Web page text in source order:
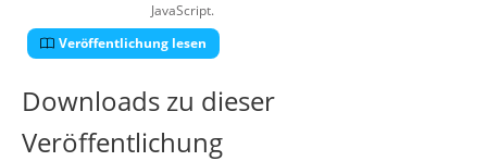
JavaScript.
Veröffentlichung lesen
Downloads zu dieser
Veröffentlichung